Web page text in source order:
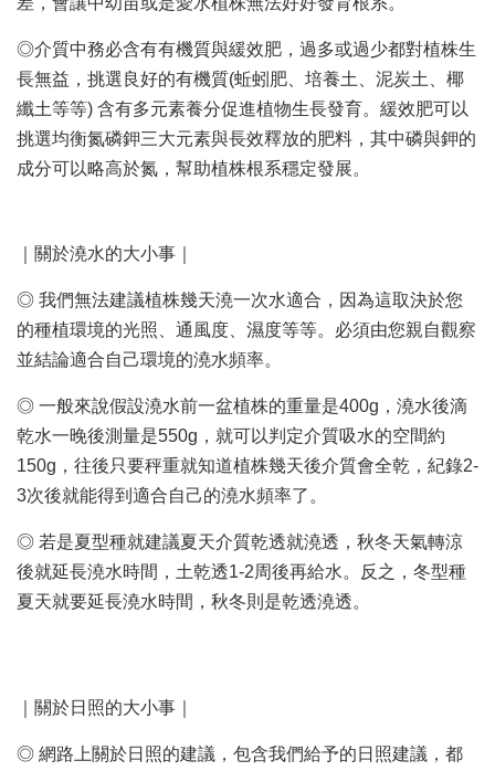
◎介質中務必含有有機質與緩效肥，過多或過少都對植株生
長無益，挑選良好的有機質(蚯蚓肥、培養土、泥炭土、椰
纖土等等) 含有多元素養分促進植物生長發育。緩效肥可以
挑選均衡氮磷鉀三大元素與長效釋放的肥料，其中磷與鉀的
成分可以略高於氮，幫助植株根系穩定發展。
｜關於澆水的大小事｜
◎ 我們無法建議植株幾天澆一次水適合，因為這取決於您
的種植環境的光照、通風度、濕度等等。必須由您親自觀察
並結論適合自己環境的澆水頻率。
◎ 一般來說假設澆水前一盆植株的重量是400g，澆水後滴
乾水一晚後測量是550g，就可以判定介質吸水的空間約
150g，往後只要秤重就知道植株幾天後介質會全乾，紀錄2-
3次後就能得到適合自己的澆水頻率了。
◎ 若是夏型種就建議夏天介質乾透就澆透，秋冬天氣轉涼
後就延長澆水時間，土乾透1-2周後再給水。反之，冬型種
夏天就要延長澆水時間，秋冬則是乾透澆透。
｜關於日照的大小事｜
◎ 網路上關於日照的建議，包含我們給予的日照建議，都